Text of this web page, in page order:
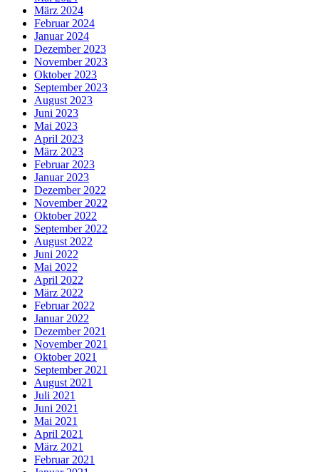
März 2024
Februar 2024
Januar 2024
Dezember 2023
November 2023
Oktober 2023
September 2023
August 2023
Juni 2023
Mai 2023
April 2023
März 2023
Februar 2023
Januar 2023
Dezember 2022
November 2022
Oktober 2022
September 2022
August 2022
Juni 2022
Mai 2022
April 2022
März 2022
Februar 2022
Januar 2022
Dezember 2021
November 2021
Oktober 2021
September 2021
August 2021
Juli 2021
Juni 2021
Mai 2021
April 2021
März 2021
Februar 2021